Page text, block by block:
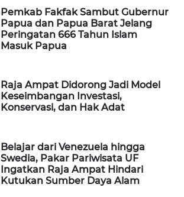
Pemkab Fakfak Sambut Gubernur
Papua dan Papua Barat Jelang
Peringatan 666 Tahun Islam
Masuk Papua
Raja Ampat Didorong Jadi Model
Keseimbangan Investasi,
Konservasi, dan Hak Adat
Belajar dari Venezuela hingga
Swedia, Pakar Pariwisata UF
Ingatkan Raja Ampat Hindari
Kutukan Sumber Daya Alam